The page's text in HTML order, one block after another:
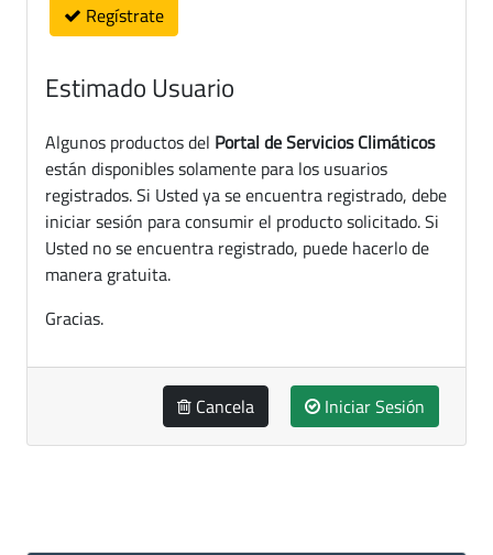
Regístrate
Estimado Usuario
Algunos productos del Portal de Servicios Climáticos
están disponibles solamente para los usuarios
registrados. Si Usted ya se encuentra registrado, debe
iniciar sesión para consumir el producto solicitado. Si
Usted no se encuentra registrado, puede hacerlo de
manera gratuita.
Gracias.
Cancela Iniciar Sesión